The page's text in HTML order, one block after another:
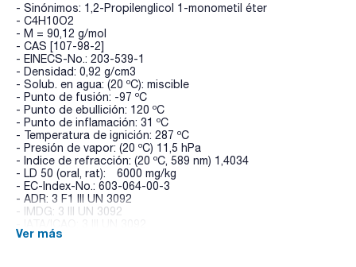
- Sinónimos: 1,2-Propilenglicol 1-monometil éter
- C4H10O2
- M = 90,12 g/mol
- CAS [107-98-2]
- EINECS-No.: 203-539-1
- Densidad: 0,92 g/cm3
- Solub. en agua: (20 ºC): miscible
- Punto de fusión: -97 ºC
- Punto de ebullición: 120 ºC
- Punto de inflamación: 31 ºC
- Temperatura de ignición: 287 ºC
- Presión de vapor: (20 ºC) 11,5 hPa
- Indice de refracción: (20 ºC, 589 nm) 1,4034
- LD 50 (oral, rat): 6000 mg/kg
- EC-Index-No.: 603-064-00-3
- ADR: 3 F1 III UN 3092
- IMDG: 3 III UN 3092
- Palabra de advertencia-GHS: Atención
Ver más